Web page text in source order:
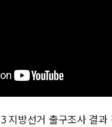
지방선거 출구조사 결